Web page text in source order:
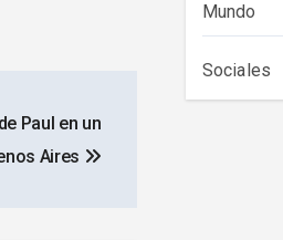
Paul en un
Aires
Mundo
Sociales